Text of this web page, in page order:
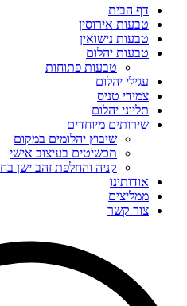
דף הבית
טבעות אירוסין
טבעות נישואין
טבעות יהלום
טבעות פתוחות
עגילי יהלום
צמידי טניס
תליוני יהלום
שירותים מיוחדים
שיבוץ יהלומים במקום
תכשיטים בעיצוב אישי
קניה והחלפת זהב ישן
אודותינו
ממליצים
צור קשר